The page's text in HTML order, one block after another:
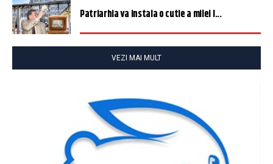
Patriarhia va instala o cutie a milei î...
VEZI MAI MULT